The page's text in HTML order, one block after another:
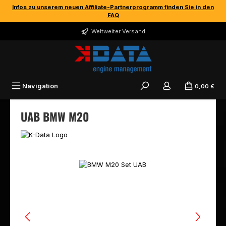
Zum Hauptinhalt springen
Infos zu unserem neuen Affiliate-Partnerprogramm finden Sie in den
FAQ
Weltweiter Versand
Navigation 0,00 €
UAB BMW M20
Bildergalerie überspringen